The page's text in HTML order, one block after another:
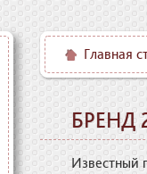
Главная
БРЕНД
Известный